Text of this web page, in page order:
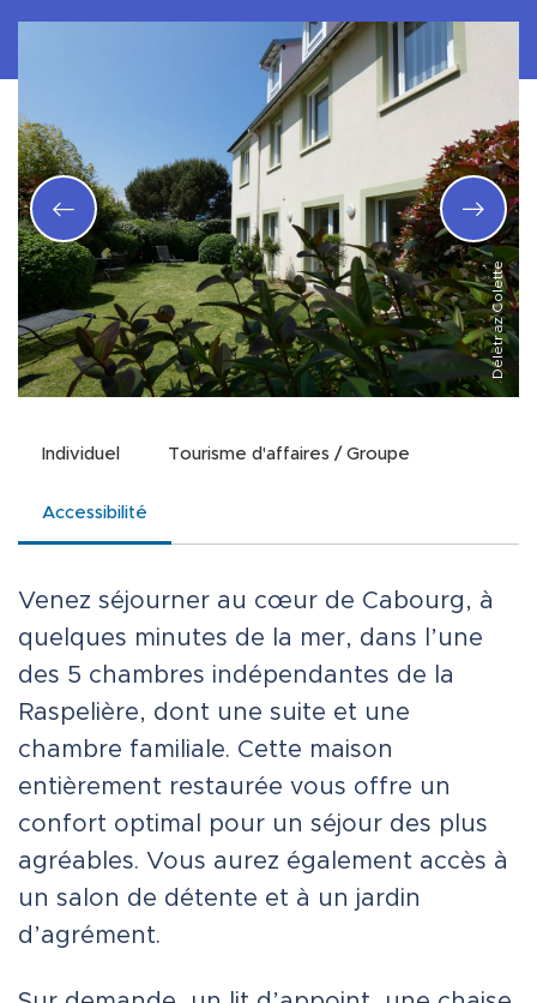
Déletraz Colette
Individuel Tourisme d'affaires / Groupe
Accessibilité
Venez séjourner au cœur de Cabourg, à
quelques minutes de la mer, dans l’une
des 5 chambres indépendantes de la
Raspelière, dont une suite et une
chambre familiale. Cette maison
entièrement restaurée vous offre un
confort optimal pour un séjour des plus
agréables. Vous aurez également accès à
un salon de détente et à un jardin
d’agrément.